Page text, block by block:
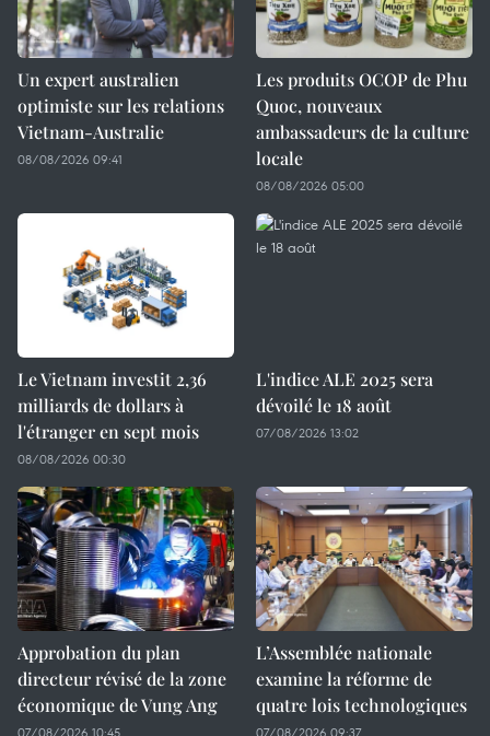
Un expert australien
optimiste sur les relations
Vietnam-Australie
08/08/2026 09:41
Les produits OCOP de Phu
Quoc, nouveaux
ambassadeurs de la culture
locale
08/08/2026 05:00
Le Vietnam investit 2,36
milliards de dollars à
l'étranger en sept mois
08/08/2026 00:30
L'indice ALE 2025 sera
dévoilé le 18 août
07/08/2026 13:02
Approbation du plan
directeur révisé de la zone
économique de Vung Ang
07/08/2026 10:45
L’Assemblée nationale
examine la réforme de
quatre lois technologiques
07/08/2026 09:37